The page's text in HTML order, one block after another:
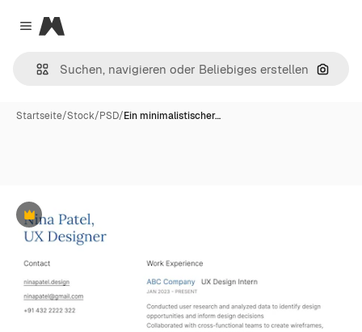
Close menu
Magnific
Nach
Startseite/Stock/PSD/Ein minimalistischer…
Premium